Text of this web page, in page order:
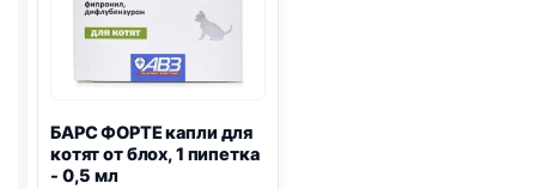
БАРС ФОРТЕ капли для
котят от блох, 1 пипетка
- 0,5 мл